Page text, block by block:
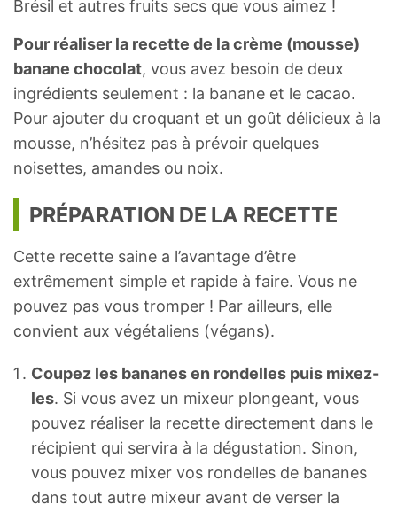
Brésil et autres fruits secs que vous aimez !
Pour réaliser la recette de la crème (mousse)
banane chocolat, vous avez besoin de deux
ingrédients seulement : la banane et le cacao.
Pour ajouter du croquant et un goût délicieux à la
mousse, n’hésitez pas à prévoir quelques
noisettes, amandes ou noix.
PRÉPARATION DE LA RECETTE
Cette recette saine a l’avantage d’être
extrêmement simple et rapide à faire. Vous ne
pouvez pas vous tromper ! Par ailleurs, elle
convient aux végétaliens (végans).
Coupez les bananes en rondelles puis mixez-
les. Si vous avez un mixeur plongeant, vous
pouvez réaliser la recette directement dans le
récipient qui servira à la dégustation. Sinon,
vous pouvez mixer vos rondelles de bananes
dans tout autre mixeur avant de verser la